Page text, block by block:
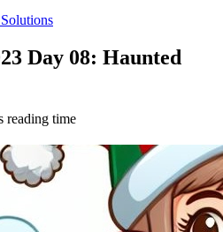
Day 08: Haunted
reading time